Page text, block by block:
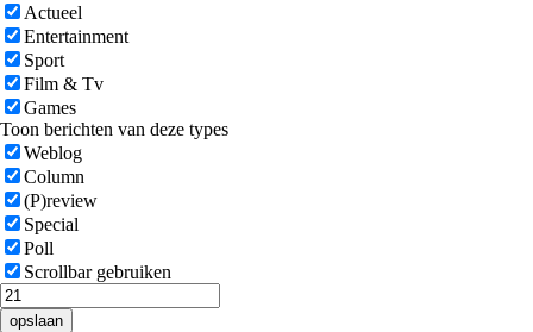
Actueel
Entertainment
Sport
Film & Tv
Games
Toon berichten van deze types
Weblog
Column
(P)review
Special
Poll
Scrollbar gebruiken
opslaan